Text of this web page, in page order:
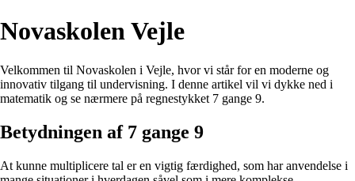
Novaskolen Vejle
Velkommen til Novaskolen i Vejle, hvor vi står for en moderne og
innovativ tilgang til undervisning. I denne artikel vil vi dykke ned i
matematik og se nærmere på regnestykket 7 gange 9.
Betydningen af 7 gange 9
At kunne multiplicere tal er en vigtig færdighed, som har anvendelse i